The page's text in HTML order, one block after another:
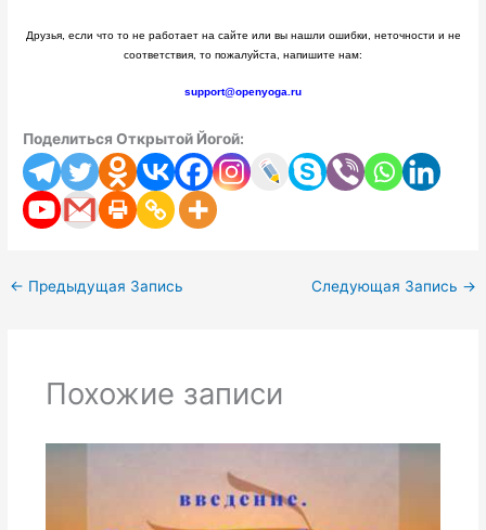
Друзья, если что то не работает на сайте или вы нашли ошибки, неточности и не
соответствия, то пожалуйста, напишите нам:
support@openyoga.ru
Поделиться Открытой Йогой:
← Предыдущая Запись Следующая Запись →
Похожие записи